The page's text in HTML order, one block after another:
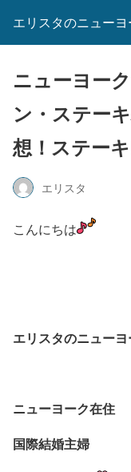
エリスタのニュー
ニューヨー
ン・ステー
想！ステー
エリスタ
こんにちは
エリスタのニュー
ニューヨーク在住
国際結婚主婦